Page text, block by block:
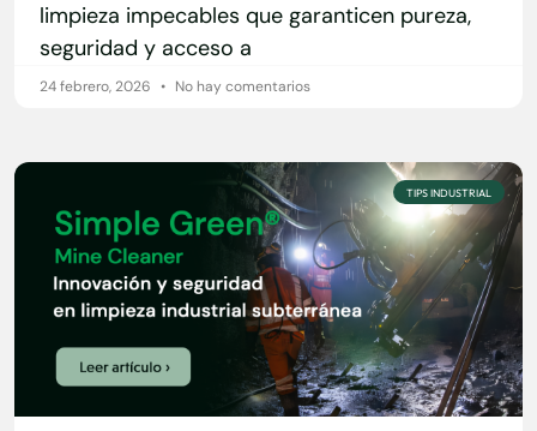
limpieza impecables que garanticen pureza,
seguridad y acceso a
24 febrero, 2026 No hay comentarios
TIPS INDUSTRIAL